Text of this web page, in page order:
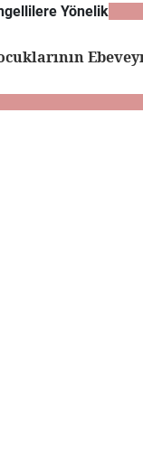
Yönelik